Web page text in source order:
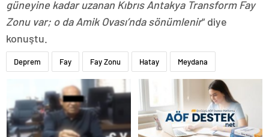
güneyine kadar uzanan Kıbrıs Antakya Transform Fay
Zonu var; o da Amik Ovası’nda sönümlenir” diye
konuştu.
Deprem Fay Fay Zonu Hatay Meydana